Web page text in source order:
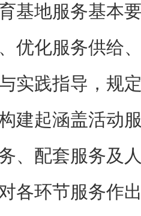
育基地服务基本
优化服务供给
实践指导，规
建起涵盖活动
、配套服务及
各环节服务作